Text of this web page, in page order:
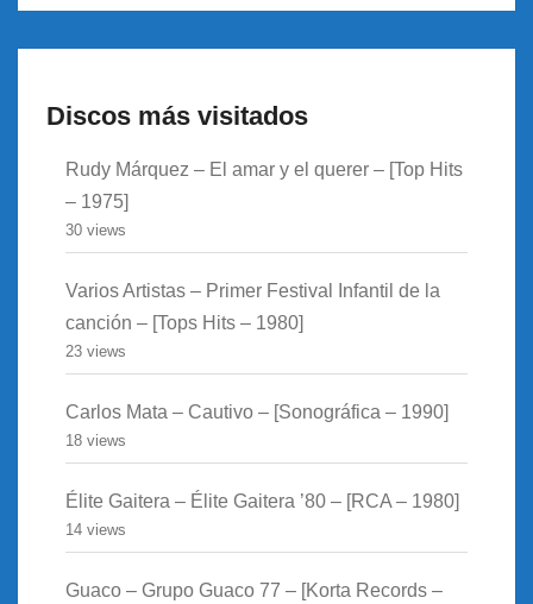
Discos más visitados
Rudy Márquez – El amar y el querer – [Top Hits
– 1975]
30 views
Varios Artistas – Primer Festival Infantil de la
canción – [Tops Hits – 1980]
23 views
Carlos Mata – Cautivo – [Sonográfica – 1990]
18 views
Élite Gaitera – Élite Gaitera ’80 – [RCA – 1980]
14 views
Guaco – Grupo Guaco 77 – [Korta Records –